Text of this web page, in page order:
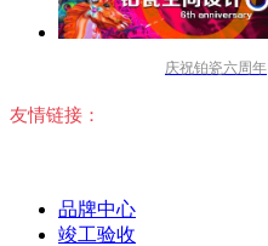
庆祝铂瓷六周年
友情链接：
品牌中心
竣工验收